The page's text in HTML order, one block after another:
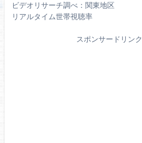
ビデオリサーチ調べ：関東地区
リアルタイム世帯視聴率
スポンサードリンク